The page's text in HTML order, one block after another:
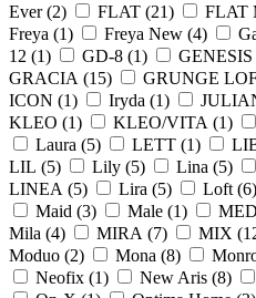
Ever (2) FLAT (21) FLAT
Freya (1) Freya New (4)
12 (1) GD-8 (1) GENESIS
GRACIA (15) GRUNGE
ICON (1) Iryda (1)
KLEO (1) KLEO/VITA (1)
Laura (5) LETT (1)
LIL (5) Lily (5) Lina (5)
LINEA (5) Lira (5) Loft (6)
Maid (3) Male (1)
Mila (4) MIRA (7) MIX (
Moduo (2) Mona (8)
Neofix (1) New Aris (8)